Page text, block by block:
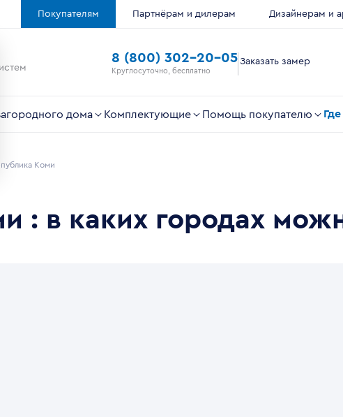
Покупателям Партнёрам и дилерам Дизайнерам и
8 (800) 302-20-05
Круглосуточно, бесплатно
Заказать замер
дома Комплектующие Помощь покупателю
Коми
: в каких городах